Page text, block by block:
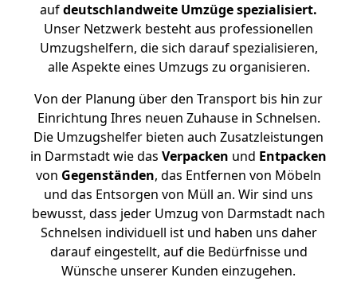
aufdeutschlandweite Umzüge spezialisiert.
Unser Netzwerk besteht aus professionellen
Umzugshelfern, die sich darauf spezialisieren,
alle Aspekte eines Umzugs zu organisieren.
Von der Planung über den Transport bis hin zur
Einrichtung Ihres neuen Zuhause in Schnelsen.
Die Umzugshelfer bieten auch Zusatzleistungen
in Darmstadt wie das Verpacken und Entpacken
von Gegenständen, das Entfernen von Möbeln
und das Entsorgen von Müll an. Wir sind uns
bewusst, dass jeder Umzug von Darmstadt nach
Schnelsen individuell ist und haben uns daher
darauf eingestellt, auf die Bedürfnisse und
Wünsche unserer Kunden einzugehen.